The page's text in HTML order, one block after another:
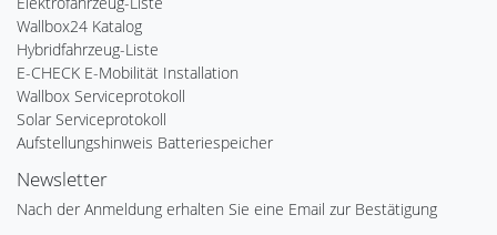
Wallbox24 Katalog
Hybridfahrzeug-Liste
E-CHECK E-Mobilität Installation
Wallbox Serviceprotokoll
Solar Serviceprotokoll
Aufstellungshinweis Batteriespeicher
Newsletter
Nach der Anmeldung erhalten Sie eine Email zur Bestätigung